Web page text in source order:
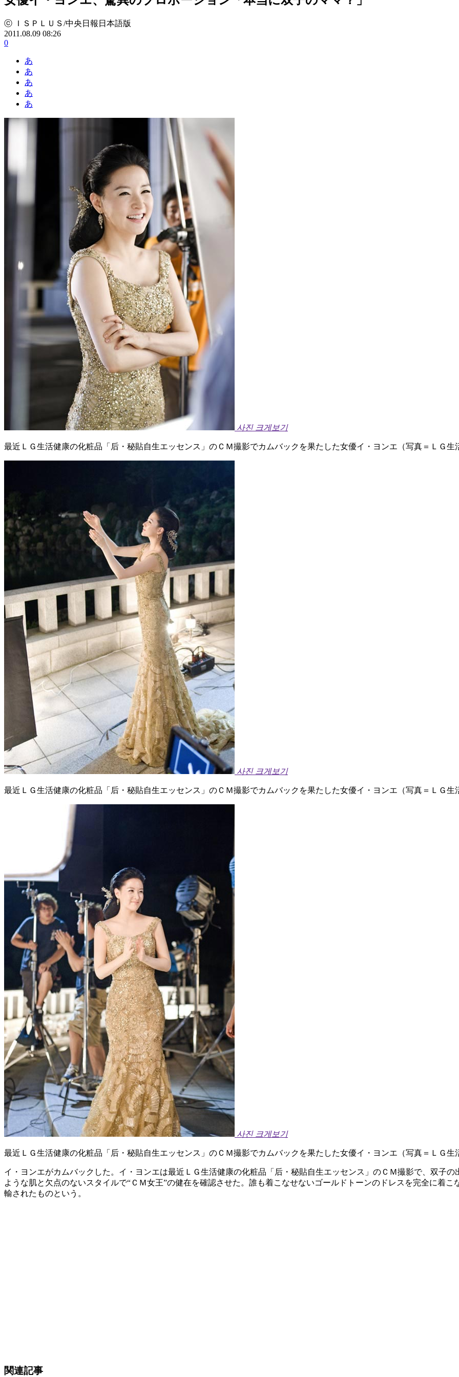
ⓒ ＩＳＰＬＵＳ/中央日報日本語版
2011.08.09 08:26
0
あ
あ
あ
あ
あ
사진 크게보기
最近ＬＧ生活健康の化粧品「后・秘貼自生エッセンス」のＣＭ撮影でカムバックを果たした女優イ・ヨンエ（写真＝ＬＧ生
사진 크게보기
最近ＬＧ生活健康の化粧品「后・秘貼自生エッセンス」のＣＭ撮影でカムバックを果たした女優イ・ヨンエ（写真＝ＬＧ生
사진 크게보기
最近ＬＧ生活健康の化粧品「后・秘貼自生エッセンス」のＣＭ撮影でカムバックを果たした女優イ・ヨンエ（写真＝ＬＧ生
イ・ヨンエがカムバックした。イ・ヨンエは最近ＬＧ生活健康の化粧品「后・秘貼自生エッセンス」のＣＭ撮影で、双子
ような肌と欠点のないスタイルで“ＣＭ女王”の健在を確認させた。誰も着こなせないゴールドトーンのドレスを完全に着
輸されたものという。
関連記事